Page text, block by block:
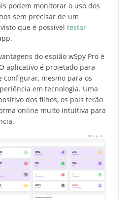
podem monitorar o uso dos
sem precisar de um
que é possível testar
do espião wSpy Pro é
aplicativo é projetado para
mesmo para os
em tecnologia. Uma
dos filhos, os pais terão
online muito intuitiva para